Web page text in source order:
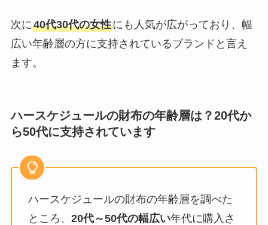
次に40代30代の女性にも人気が広がっており、幅
広い年齢層の方に支持されているブランドと言え
ます。
ハースケジュールの財布の年齢層は？20代か
ら50代に支持されています
ハースケジュールの財布の年齢層を調べた
ところ、 20代～50代の幅広い年代に購入さ